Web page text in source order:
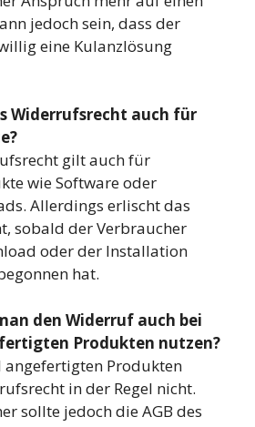
jedoch sein, dass der
eine Kulanzlösung
Widerrufsrecht auch für
gilt auch für
wie Software oder
Allerdings erlischt das
sobald der Verbraucher
oder der Installation
hat.
den Widerruf auch bei
Produkten nutzen?
Produkten
in der Regel nicht.
sollte jedoch die AGB des